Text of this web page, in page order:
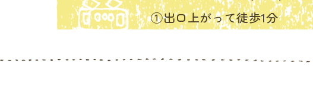
①出口上がって徒歩1分